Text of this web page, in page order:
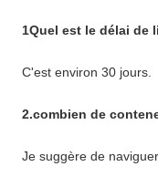
1Quel est le délai de
C'est environ 30 jours.
2.combien de
Je suggère de naviguer